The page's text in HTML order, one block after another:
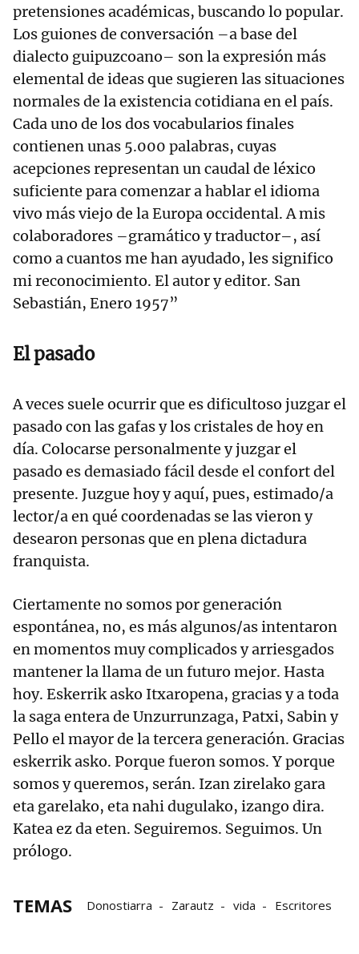
pretensiones académicas, buscando lo popular.
Los guiones de conversación –a base del
dialecto guipuzcoano– son la expresión más
elemental de ideas que sugieren las situaciones
normales de la existencia cotidiana en el país.
Cada uno de los dos vocabularios finales
contienen unas 5.000 palabras, cuyas
acepciones representan un caudal de léxico
suficiente para comenzar a hablar el idioma
vivo más viejo de la Europa occidental. A mis
colaboradores –gramático y traductor–, así
como a cuantos me han ayudado, les significo
mi reconocimiento. El autor y editor. San
Sebastián, Enero 1957”
El pasado
A veces suele ocurrir que es dificultoso juzgar el
pasado con las gafas y los cristales de hoy en
día. Colocarse personalmente y juzgar el
pasado es demasiado fácil desde el confort del
presente. Juzgue hoy y aquí, pues, estimado/a
lector/a en qué coordenadas se las vieron y
desearon personas que en plena dictadura
franquista.
Ciertamente no somos por generación
espontánea, no, es más algunos/as intentaron
en momentos muy complicados y arriesgados
mantener la llama de un futuro mejor. Hasta
hoy. Eskerrik asko Itxaropena, gracias y a toda
la saga entera de Unzurrunzaga, Patxi, Sabin y
Pello el mayor de la tercera generación. Gracias
eskerrik asko. Porque fueron somos. Y porque
somos y queremos, serán. Izan zirelako gara
eta garelako, eta nahi dugulako, izango dira.
Katea ez da eten. Seguiremos. Seguimos. Un
prólogo.
TEMAS Donostiarra Zarautz vida Escritores